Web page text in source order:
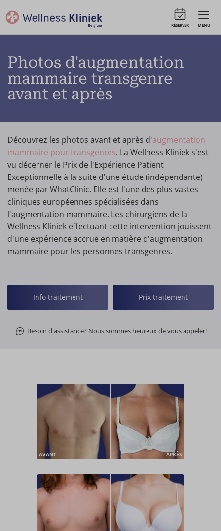
MENU
RÉSERVER
Photos d'augmentation
mammaire transgenre
avant et après
Découvrez les photos avant et après d'augmentation
mammaire pour transgenres. La Wellness Kliniek s'est
vu décerner le Prix de l'Expérience Patient
Exceptionnelle à la suite d'une étude (indépendante)
menée par WhatClinic. Elle est l'une des plus vastes
cliniques européennes spécialisées dans
l'augmentation mammaire. Les chirurgiens de la
Wellness Kliniek effectuant cette intervention jouissent
d'une expérience accrue en matière d'augmentation
mammaire pour les personnes transgenres.
Info traitement Prix traitement
Besoin d'assistance? Nous sommes heureux de vous appeler!
AVANT APRÈS